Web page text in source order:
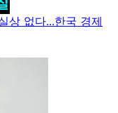
상 없다...한국 경제